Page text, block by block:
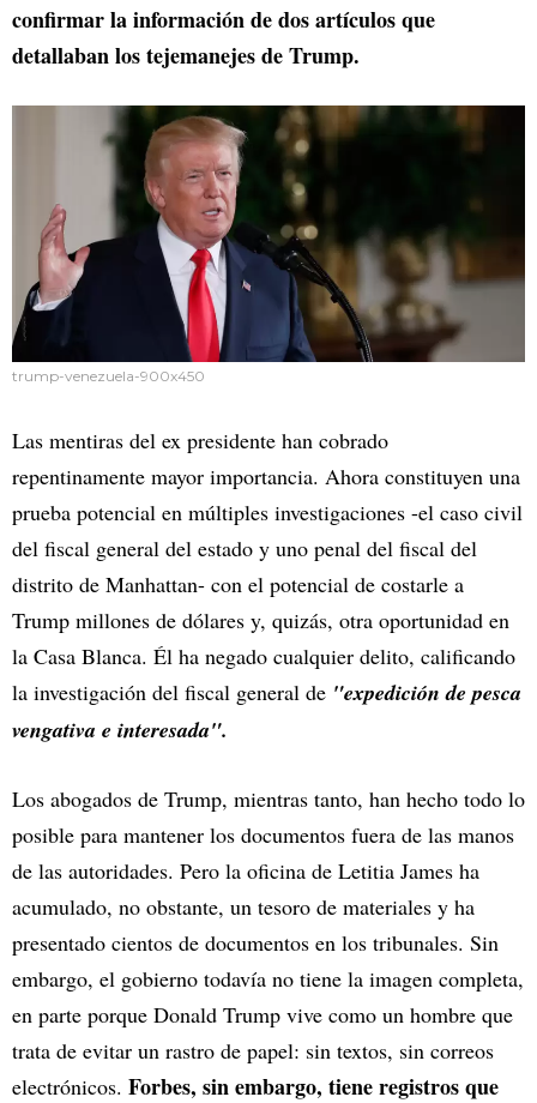
confirmar la información de dos artículos que
detallaban los tejemanejes de Trump.
trump-venezuela-900x450
Las mentiras del ex presidente han cobrado
repentinamente mayor importancia. Ahora constituyen una
prueba potencial en múltiples investigaciones -el caso civil
del fiscal general del estado y uno penal del fiscal del
distrito de Manhattan- con el potencial de costarle a
Trump millones de dólares y, quizás, otra oportunidad en
la Casa Blanca. Él ha negado cualquier delito, calificando
la investigación del fiscal general de "expedición de pesca
vengativa e interesada".
Los abogados de Trump, mientras tanto, han hecho todo lo
posible para mantener los documentos fuera de las manos
de las autoridades. Pero la oficina de Letitia James ha
acumulado, no obstante, un tesoro de materiales y ha
presentado cientos de documentos en los tribunales. Sin
embargo, el gobierno todavía no tiene la imagen completa,
en parte porque Donald Trump vive como un hombre que
trata de evitar un rastro de papel: sin textos, sin correos
electrónicos. Forbes, sin embargo, tiene registros que